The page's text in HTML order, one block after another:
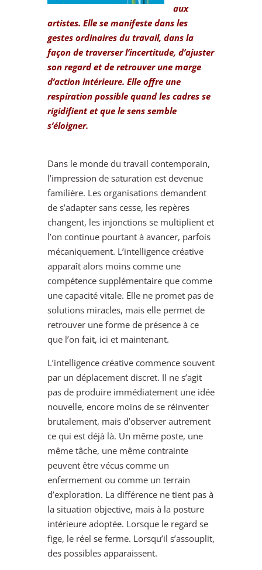
aux
artistes. Elle se manifeste dans les
gestes ordinaires du travail, dans la
façon de traverser l’incertitude, d’ajuster
son regard et de retrouver une marge
d’action intérieure. Elle offre une
respiration possible quand les cadres se
rigidifient et que le sens semble
s’éloigner.
Dans le monde du travail contemporain,
l’impression de saturation est devenue
familière. Les organisations demandent
de s’adapter sans cesse, les repères
changent, les injonctions se multiplient et
l’on continue pourtant à avancer, parfois
mécaniquement. L’intelligence créative
apparaît alors moins comme une
compétence supplémentaire que comme
une capacité vitale. Elle ne promet pas de
solutions miracles, mais elle permet de
retrouver une forme de présence à ce
que l’on fait, ici et maintenant.
L’intelligence créative commence souvent
par un déplacement discret. Il ne s’agit
pas de produire immédiatement une idée
nouvelle, encore moins de se réinventer
brutalement, mais d’observer autrement
ce qui est déjà là. Un même poste, une
même tâche, une même contrainte
peuvent être vécus comme un
enfermement ou comme un terrain
d’exploration. La différence ne tient pas à
la situation objective, mais à la posture
intérieure adoptée. Lorsque le regard se
fige, le réel se ferme. Lorsqu’il s’assouplit,
des possibles apparaissent.